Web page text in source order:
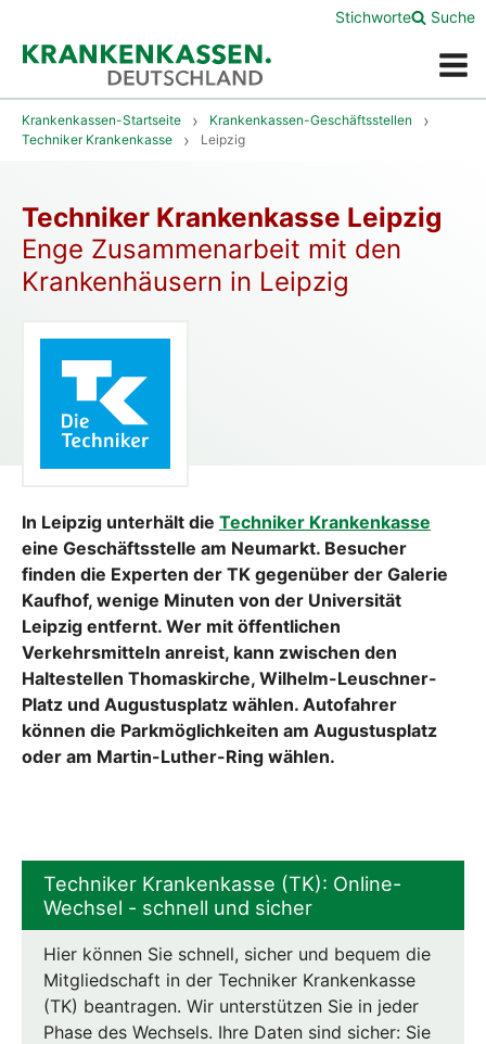
Menü
Stichworte Suche
Krankenkassen-Startseite
Krankenkassen-Geschäftsstellen
Techniker Krankenkasse
Leipzig
Techniker Krankenkasse Leipzig
Enge Zusammenarbeit mit den
Krankenhäusern in Leipzig
In Leipzig unterhält die Techniker Krankenkasse
eine Geschäftsstelle am Neumarkt. Besucher
finden die Experten der TK gegenüber der Galerie
Kaufhof, wenige Minuten von der Universität
Leipzig entfernt. Wer mit öffentlichen
Verkehrsmitteln anreist, kann zwischen den
Haltestellen Thomaskirche, Wilhelm-Leuschner-
Platz und Augustusplatz wählen. Autofahrer
können die Parkmöglichkeiten am Augustusplatz
oder am Martin-Luther-Ring wählen.
Techniker Krankenkasse (TK): Online-
Wechsel - schnell und sicher
Hier können Sie schnell, sicher und bequem die
Mitgliedschaft in der Techniker Krankenkasse
(TK) beantragen. Wir unterstützen Sie in jeder
Phase des Wechsels. Ihre Daten sind sicher: Sie